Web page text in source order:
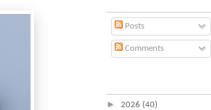
Posts
Comments
► 2026 (40)